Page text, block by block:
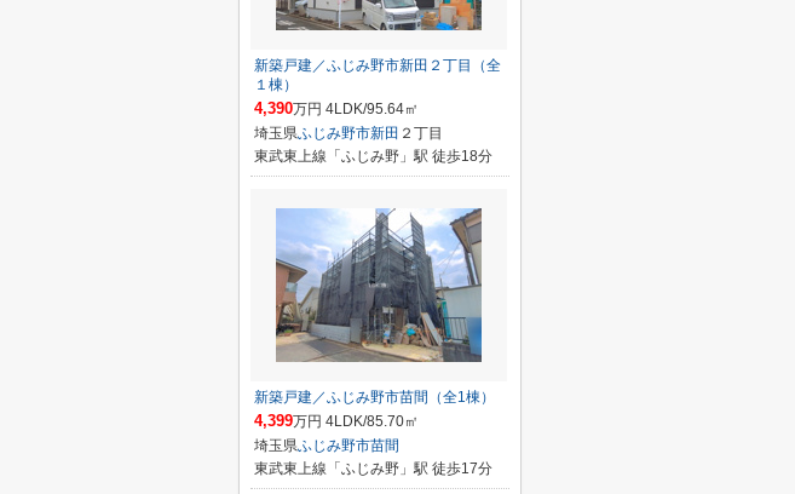
新築戸建／ふじみ野市新田２丁目（全
１棟）
4,390万円 4LDK/95.64㎡
埼玉県ふじみ野市新田 ２丁目
東武東上線「ふじみ野」駅 徒歩18分
新築戸建／ふじみ野市苗間（全1棟）
4,399万円 4LDK/85.70㎡
埼玉県ふじみ野市苗間
東武東上線「ふじみ野」駅 徒歩17分